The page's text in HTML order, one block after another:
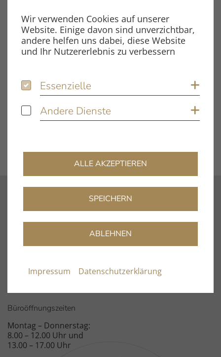
Dateigröße
1.18 MB
Innovation Compact
info@clearaudio.de
Fon: +49 9131 – 40300100
Fax: +49 9131 – 51683
Spardorfer Straße 150
91054 Erlangen
Büroöffnungszeiten
Montag – Donnerstag:
8.00 – 12.00 Uhr und
13.00 – 17.00 Uhr
Wir verwenden Cookies auf unserer
Website. Einige davon sind unverzichtbar,
andere helfen uns dabei, diese Website
und Ihr Nutzererlebnis zu verbessern
Essenzielle
Essenzielle
Andere Dienste
Andere Dienste
ALLE AKZEPTIEREN
SPEICHERN
ABLEHNEN
Impressum Datenschutzerklärung